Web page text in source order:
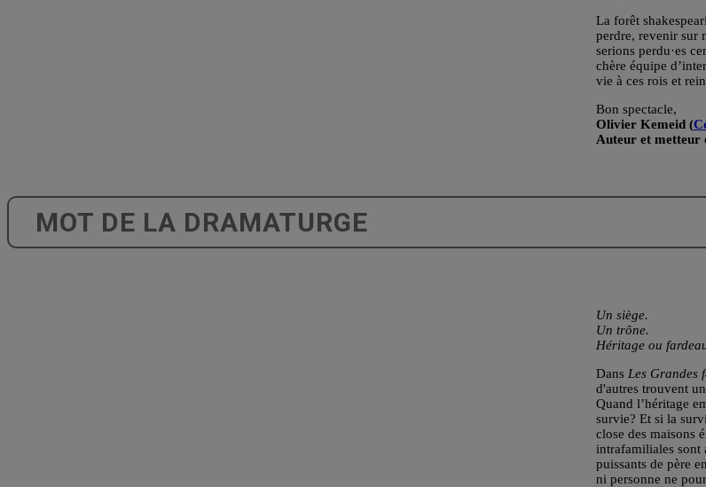
La forêt
perdre, revenir sur
serions perdu·es
chère équipe
vie à ces rois et
Bon spectacle,
Olivier Kemeid (
Auteur et metteur
MOT DE LA DRAMATURGE
Un siège.
Un trône.
Héritage ou
Dans Les Grandes
d'autres trouvent
Quand l’héritage
survie? Et si la
close des maisons
intrafamiliales sont
puissants de père
ni personne ne